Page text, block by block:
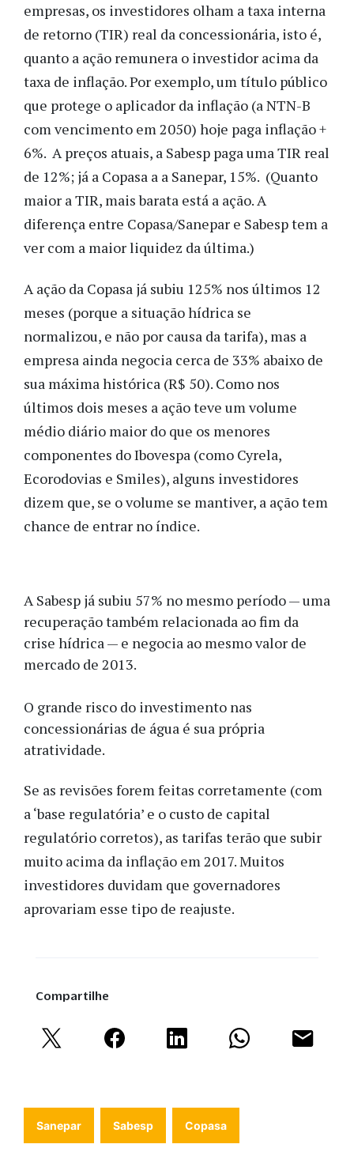
empresas, os investidores olham a taxa interna
de retorno (TIR) real da concessionária, isto é,
quanto a ação remunera o investidor acima da
taxa de inflação. Por exemplo, um título público
que protege o aplicador da inflação (a NTN-B
com vencimento em 2050) hoje paga inflação +
6%. A preços atuais, a Sabesp paga uma TIR real
de 12%; já a Copasa a a Sanepar, 15%. (Quanto
maior a TIR, mais barata está a ação. A
diferença entre Copasa/Sanepar e Sabesp tem a
ver com a maior liquidez da última.)
A ação da Copasa já subiu 125% nos últimos 12
meses (porque a situação hídrica se
normalizou, e não por causa da tarifa), mas a
empresa ainda negocia cerca de 33% abaixo de
sua máxima histórica (R$ 50). Como nos
últimos dois meses a ação teve um volume
médio diário maior do que os menores
componentes do Ibovespa (como Cyrela,
Ecorodovias e Smiles), alguns investidores
dizem que, se o volume se mantiver, a ação tem
chance de entrar no índice.
A Sabesp já subiu 57% no mesmo período — uma
recuperação também relacionada ao fim da
crise hídrica — e negocia ao mesmo valor de
mercado de 2013.
O grande risco do investimento nas
concessionárias de água é sua própria
atratividade.
Se as revisões forem feitas corretamente (com
a ‘base regulatória’ e o custo de capital
regulatório corretos), as tarifas terão que subir
muito acima da inflação em 2017. Muitos
investidores duvidam que governadores
aprovariam esse tipo de reajuste.
Compartilhe
Sanepar Sabesp Copasa